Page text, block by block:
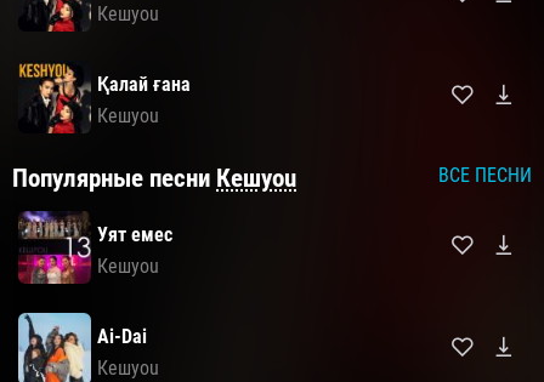
Кешyou
Қалай ғана
Кешyou
Популярные песни Кешyou ВСЕ ПЕСНИ
Уят емес
Кешyou
Ai-Dai
Кешyou